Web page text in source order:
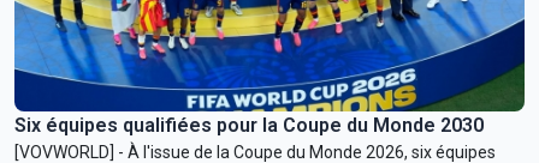
Six équipes qualifiées pour la Coupe du Monde 2030
[VOVWORLD] - À l'issue de la Coupe du Monde 2026, six équipes